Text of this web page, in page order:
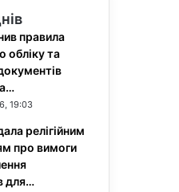
правила
обліку та
19:03
релігійним
про вимоги
для…